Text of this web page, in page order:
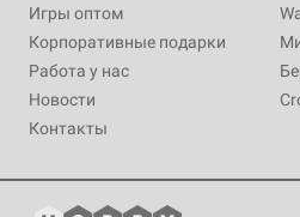
Игры оптом
Корпоративные подарки
Работа у нас
Новости
Контакты